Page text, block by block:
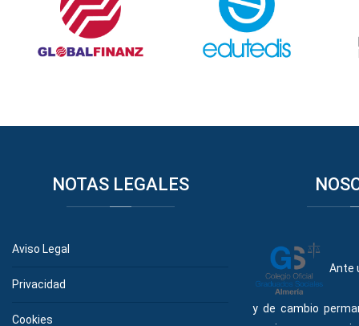
NOTASLEGALES
Aviso Legal
Privacidad
Cookies
Ante
y de cambio